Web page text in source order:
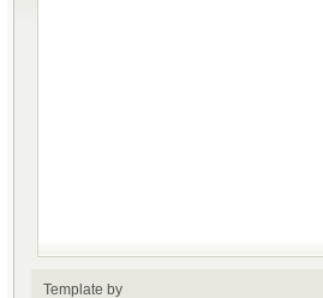
Template by